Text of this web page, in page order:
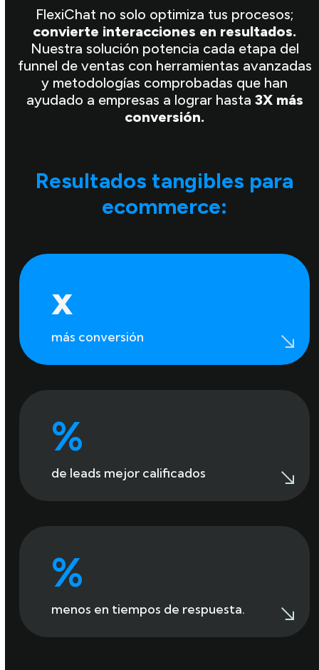
FlexiChat no solo optimiza tus procesos;
convierte interacciones en resultados.
Nuestra solución potencia cada etapa del
funnel de ventas con herramientas avanzadas
y metodologías comprobadas que han
ayudado a empresas a lograr hasta 3X más
conversión.
Resultados tangibles para
ecommerce:
3
x
más conversión
80
%
de leads mejor calificados
85
%
menos en tiempos de respuesta.